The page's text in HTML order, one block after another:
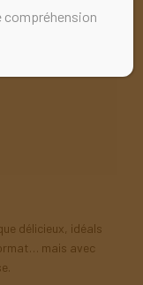
délicieux, idéals
mais avec
compréhension